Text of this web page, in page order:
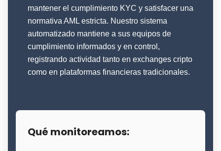
mantener el cumplimiento KYC y satisfacer una
normativa AML estricta. Nuestro sistema
automatizado mantiene a sus equipos de
cumplimiento informados y en control,
registrando actividad tanto en exchanges cripto
como en plataformas financieras tradicionales.
Qué monitoreamos: